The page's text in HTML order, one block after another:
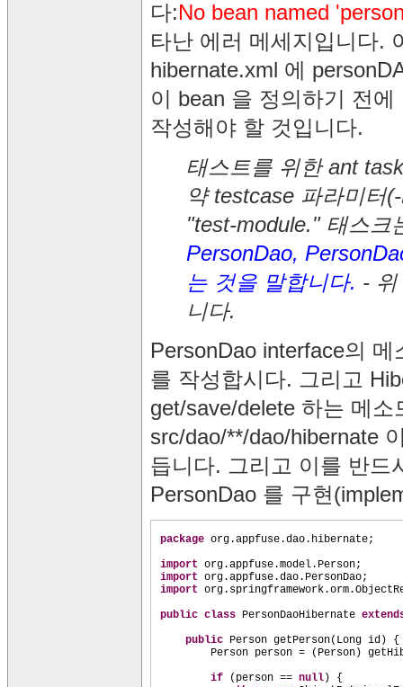
다:No bean named
타난 에러 메세지입니다.
hibernate.xml 에
이 bean 을 정의하기 전
작성해야 할 것입니다.
태스트를 위한 ant
약 testcase 파라미터
"test-module." 태스
PersonDao,
는 것을 말합니다. - 위
니다.
PersonDao interface의
를 작성합시다. 그리고
get/save/delete 하는 메
src/dao/**/dao/hibernate
듭니다. 그리고 이를 반드
PersonDao 를 구현
package org.appfuse.dao.hibernate;
import org.appfuse.model.Person;
import org.appfuse.dao.PersonDao;
import
public class PersonDaoHibernate
public Person getPerson( Long id ) {
Person person =
( Person )
if
( person == null ) {